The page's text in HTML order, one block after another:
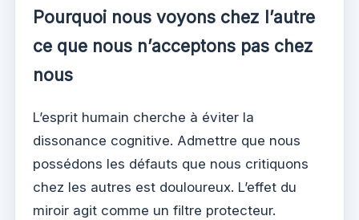
Pourquoi nous voyons chez l’autre
ce que nous n’acceptons pas chez
nous
L’esprit humain cherche à éviter la
dissonance cognitive. Admettre que nous
possédons les défauts que nous critiquons
chez les autres est douloureux. L’effet du
miroir agit comme un filtre protecteur.